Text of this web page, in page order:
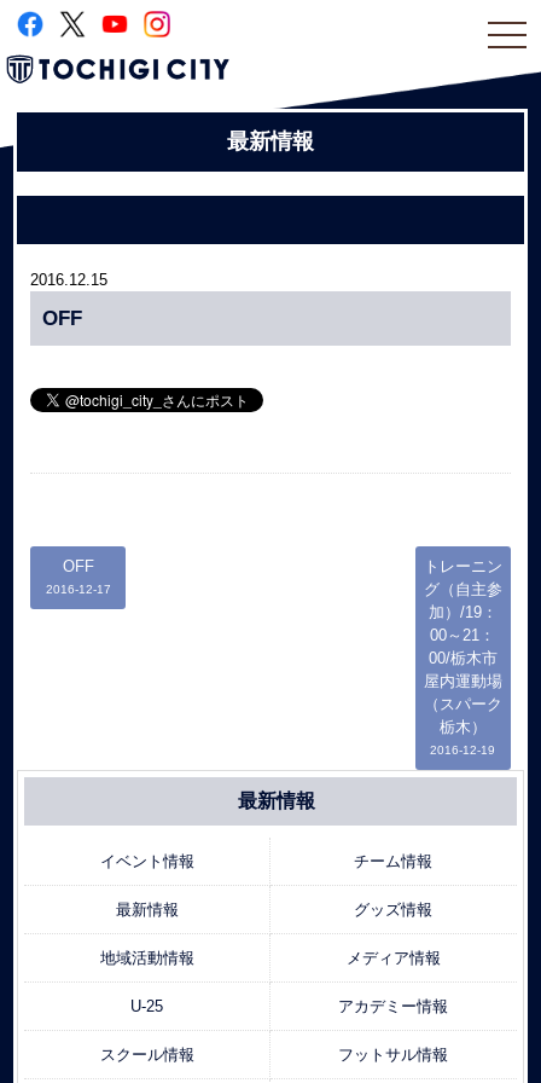
最新情報
2016.12.15
OFF
OFF
2016-12-17
トレーニン
グ（自主参
加）/19：
00～21：
00/栃木市
屋内運動場
（スパーク
栃木）
2016-12-19
最新情報
イベント情報 チーム情報
最新情報 グッズ情報
地域活動情報 メディア情報
U-25 アカデミー情報
スクール情報 フットサル情報